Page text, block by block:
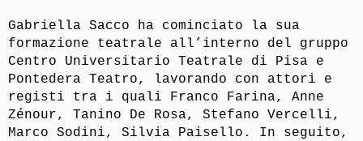
Gabriella Sacco ha cominciato la sua
formazione teatrale all’interno del gruppo
Centro Universitario Teatrale di Pisa e
Pontedera Teatro, lavorando con attori e
registi tra i quali Franco Farina, Anne
Zénour, Tanino De Rosa, Stefano Vercelli,
Marco Sodini, Silvia Paisello. In seguito,